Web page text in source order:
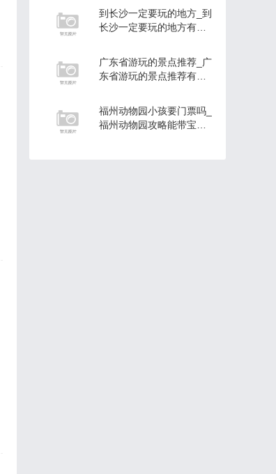
到长沙一定要玩的地方_到
长沙一定要玩的地方有哪
广东省游玩的景点推荐_广
东省游玩的景点推荐有哪
福州动物园小孩要门票吗_
福州动物园攻略能带宝宝